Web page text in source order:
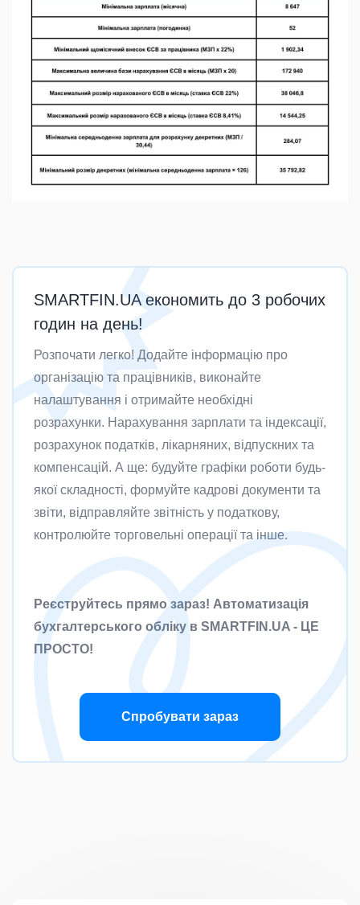
SMARTFIN.UA економить до 3 робочих
годин на день!
Розпочати легко! Додайте інформацію про
організацію та працівників, виконайте
налаштування і отримайте необхідні
розрахунки. Нарахування зарплати та індексації,
розрахунок податків, лікарняних, відпускних та
компенсацій. А ще: будуйте графіки роботи будь-
якої складності, формуйте кадрові документи та
звіти, відправляйте звітність у податкову,
контролюйте торговельні операції та інше.
Реєструйтесь прямо зараз! Автоматизація
бухгалтерського обліку в SMARTFIN.UA - ЦЕ
ПРОСТО!
Спробувати зараз